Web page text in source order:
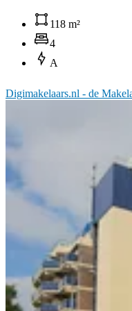
118 m²
4
A
Digimakelaars.nl - de